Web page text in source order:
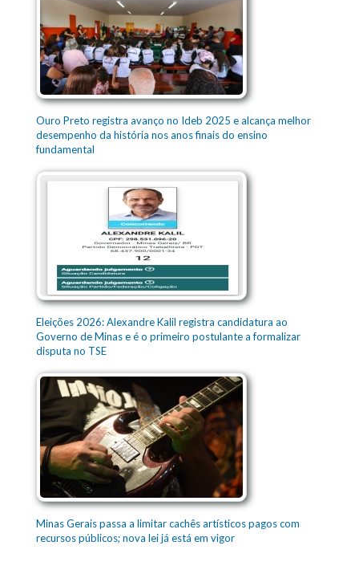
Ouro Preto registra avanço no Ideb 2025 e alcança melhor
desempenho da história nos anos finais do ensino
fundamental
Eleições 2026: Alexandre Kalil registra candidatura ao
Governo de Minas e é o primeiro postulante a formalizar
disputa no TSE
Minas Gerais passa a limitar cachês artísticos pagos com
recursos públicos; nova lei já está em vigor